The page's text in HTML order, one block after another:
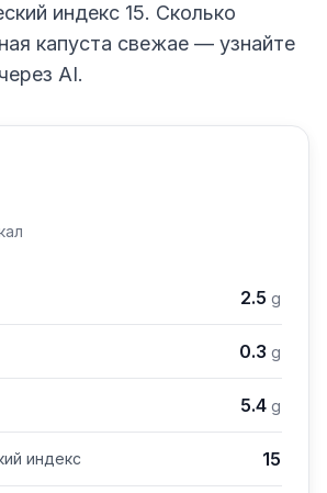
индекс 15. Сколько
капуста свежае — узнайте
AI.
2.5 g
0.3 g
5.4 g
индекс 15